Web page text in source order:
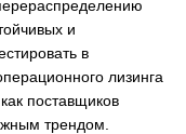
и
в
лизинга
поставщиков
трендом.